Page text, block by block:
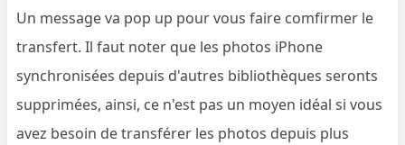
Un message va pop up pour vous faire comfirmer le
transfert. Il faut noter que les photos iPhone
synchronisées depuis d'autres bibliothèques seronts
supprimées, ainsi, ce n'est pas un moyen idéal si vous
avez besoin de transférer les photos depuis plus